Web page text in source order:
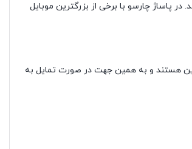
پاساژ چارسو با برخی از بزرگترین موبایل
هستند و به همین جهت در صورت تمایل به